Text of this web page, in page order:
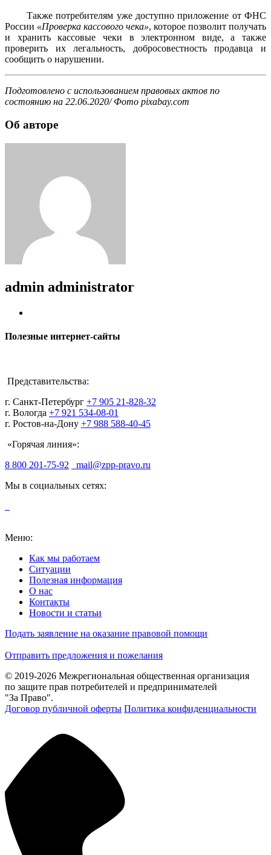
Также потребителям уже доступно приложение от ФНС
России «Проверка кассового чека», которое позволит получать
и хранить кассовые чеки в электронном виде, а также
проверить их легальность, добросовестность продавца и
сообщить о нарушении.
Подготовлено с использованием правовых актов по
состоянию на 22.06.2020/ Фото pixabay.com
Об авторе
admin administrator
Полезные интернет-сайты
Представительства:
г. Санкт-Петербург +7 905 21-828-32
г. Вологда +7 921 534-08-01
г. Ростов-на-Дону +7 988 588-40-45
«Горячая линия»:
8 800 201-75-92
mail@zpp-pravo.ru
Мы в социальных сетях:
Меню:
Как мы работаем
Ситуации
Полезная информация
О нас
Контакты
Новости и статьи
Подать заявление на оказание правовой помощи
Отправить предложения и пожелания
© 2019-2026 Межрегиональная общественная организация
по защите прав потребителей и предпринимателей
"За Право".
Договор публичной оферты Политика конфиденциальности